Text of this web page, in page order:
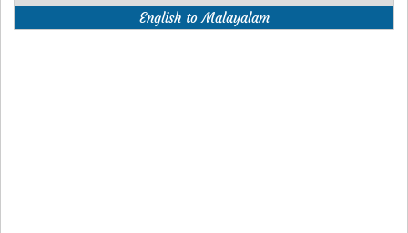
English to Malayalam